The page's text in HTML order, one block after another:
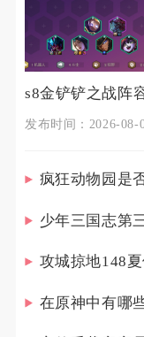
发布时间：2026-08-
攻城掠地148
在原神中有哪